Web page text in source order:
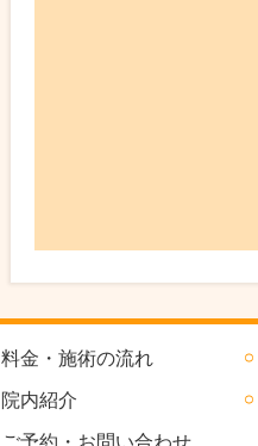
料金・施術の流れ
院内紹介
ご予約・お問い合わせ